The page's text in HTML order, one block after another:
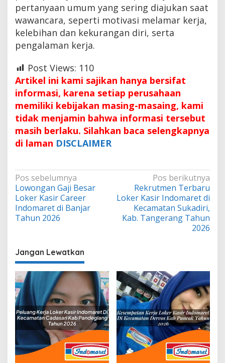
pertanyaan umum yang sering diajukan saat
wawancara, seperti motivasi melamar kerja,
kelebihan dan kekurangan diri, serta
pengalaman kerja.
Post Views: 110
Artikel ini kami sajikan hanya bersifat
informasi, karena setiap perusahaan
memiliki kebijakan masing-masaing, kami
tidak menjamin bahwa informasi tersebut
masih berlaku. Silahkan baca selengkapnya
di laman DISCLAIMER
Navigasi
pos
Pos sebelumnya
Lowongan Gaji Besar
Loker Kasir Career
Indomaret di Banjar
Tahun 2026
Pos berikutnya
Rekrutmen Terbaru
Loker Kasir Indomaret di
Kecamatan Sukadiri,
Kab. Tangerang Tahun
2026
Jangan Lewatkan